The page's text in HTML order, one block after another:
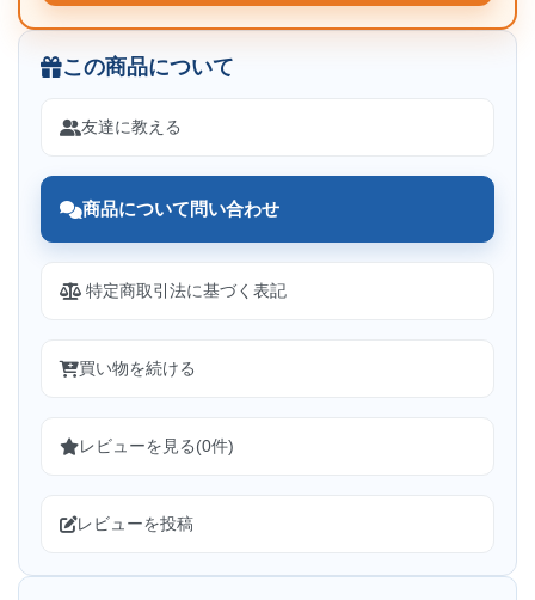
この商品について
友達に教える
商品について問い合わせ
特定商取引法に基づく表記
買い物を続ける
レビューを見る(0件)
レビューを投稿